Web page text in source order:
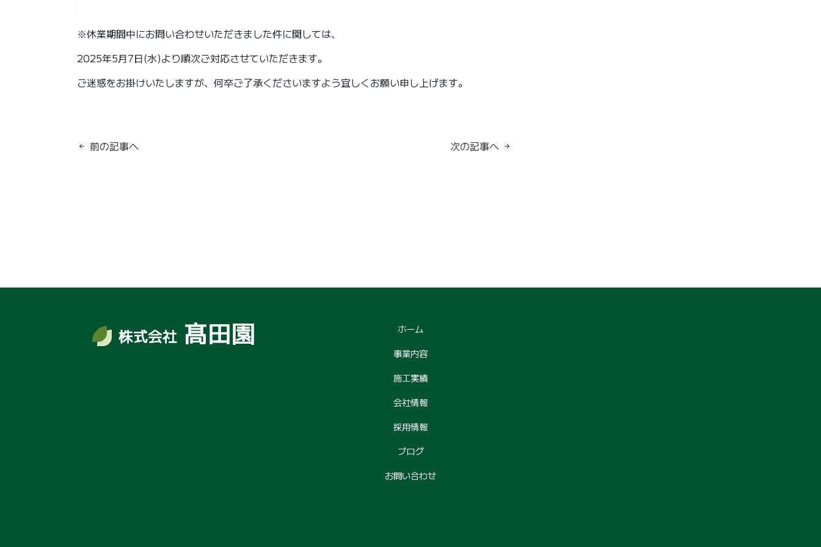
※休業期間中にお問い合わせいただきました件に関しては、
2025年5月7日(水)より順次ご対応させていただきます。
ご迷惑をお掛けいたしますが、何卒ご了承くださいますよう宜しくお願い申し上げます。
前の記事へ 次の記事へ
ホーム
事業内容
施工実績
会社情報
採用情報
ブログ
お問い合わせ